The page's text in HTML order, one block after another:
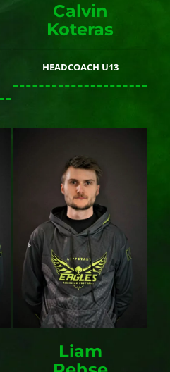
Calvin
Koteras
HEADCOACH U13
Liam